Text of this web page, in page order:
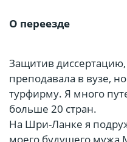
О переезде
Защитив диссертацию,
преподавала в вузе,
турфирму. Я много
больше 20 стран.
На Шри-Ланке я